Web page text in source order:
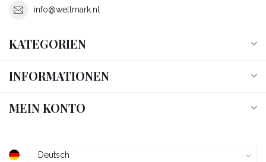
info@wellmark.nl
KATEGORIEN
INFORMATIONEN
MEIN KONTO